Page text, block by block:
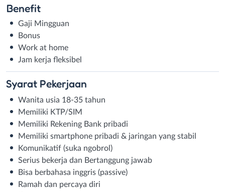
Benefit
Gaji Mingguan
Bonus
Work at home
Jam kerja fleksibel
Syarat Pekerjaan
Wanita usia 18-35 tahun
Memiliki KTP/SIM
Memiliki Rekening Bank pribadi
Memiliki smartphone pribadi & jaringan yang stabil
Komunikatif (suka ngobrol)
Serius bekerja dan Bertanggung jawab
Bisa berbahasa inggris (passive)
Ramah dan percaya diri